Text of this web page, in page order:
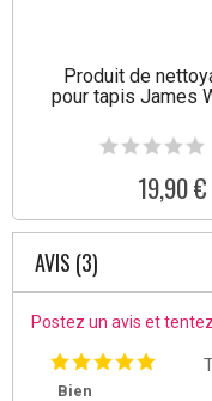
Produit de
pour tapis James
19,90 €
AVIS (3)
Postez un avis et
Bien